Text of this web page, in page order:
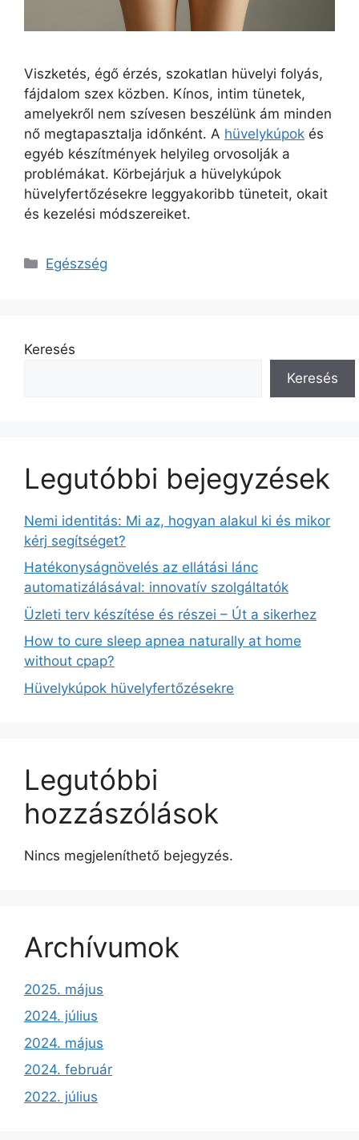
Viszketés, égő érzés, szokatlan hüvelyi folyás,
fájdalom szex közben. Kínos, intim tünetek,
amelyekről nem szívesen beszélünk ám minden
nő megtapasztalja időnként. A hüvelykúpok és
egyéb készítmények helyileg orvosolják a
problémákat. Körbejárjuk a hüvelykúpok
hüvelyfertőzésekre leggyakoribb tüneteit, okait
és kezelési módszereiket.
Kategória
Egészség
Keresés
Keresés
Legutóbbi bejegyzések
Nemi identitás: Mi az, hogyan alakul ki és mikor
kérj segítséget?
Hatékonyságnövelés az ellátási lánc
automatizálásával: innovatív szolgáltatók
Üzleti terv készítése és részei – Út a sikerhez
How to cure sleep apnea naturally at home
without cpap?
Hüvelykúpok hüvelyfertőzésekre
Legutóbbi
hozzászólások
Nincs megjeleníthető bejegyzés.
Archívumok
2025. május
2024. július
2024. május
2024. február
2022. július